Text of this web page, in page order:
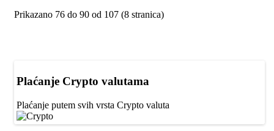
Prikazano 76 do 90 od 107 (8 stranica)
Plaćanje Crypto valutama
Plaćanje putem svih vrsta Crypto valuta